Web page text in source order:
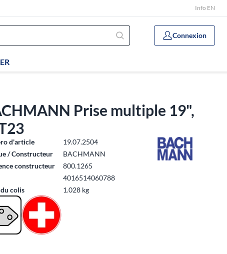
Info EN
Connexion
Prise multiple 19",
d'article
19.07.2504
/ Constructeur
BACHMANN
constructeur
800.1265
4016514060788
colis
1.028 kg